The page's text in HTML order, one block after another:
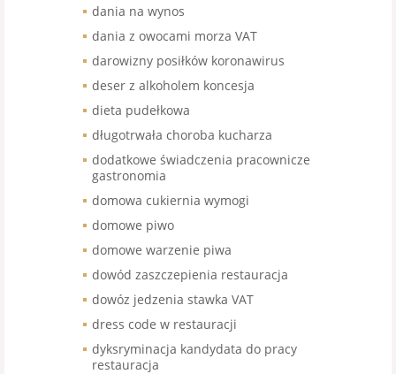
dania na wynos
dania z owocami morza VAT
darowizny posiłków koronawirus
deser z alkoholem koncesja
dieta pudełkowa
długotrwała choroba kucharza
dodatkowe świadczenia pracownicze
gastronomia
domowa cukiernia wymogi
domowe piwo
domowe warzenie piwa
dowód zaszczepienia restauracja
dowóz jedzenia stawka VAT
dress code w restauracji
dyksryminacja kandydata do pracy
restauracja